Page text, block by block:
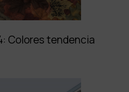
Colores tendencia